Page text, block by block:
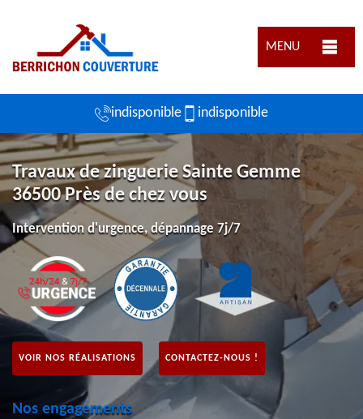
MENU
indisponible indisponible
Travaux de zinguerie Sainte Gemme
36500 Près de chez vous
Intervention d'urgence, dépannage 7j/7
VOIR NOS RÉALISATIONS CONTACTEZ-NOUS !
Nos engagements